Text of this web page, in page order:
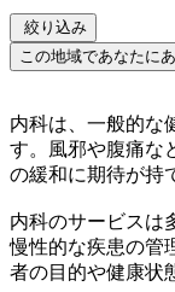
絞り込み
この地域であなたに
内科は、一般的な
す。風邪や腹痛な
の緩和に期待が持
内科のサービスは
慢性的な疾患の管
者の目的や健康状